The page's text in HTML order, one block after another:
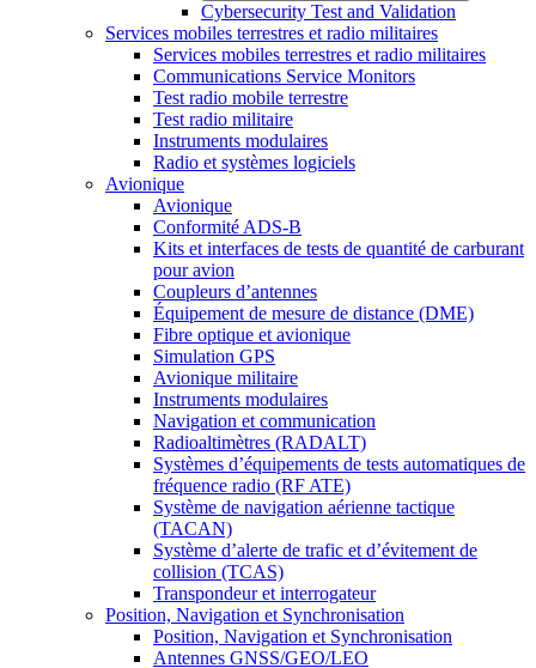
Cybersecurity Test and Validation
Services mobiles terrestres et radio militaires
Services mobiles terrestres et radio militaires
Communications Service Monitors
Test radio mobile terrestre
Test radio militaire
Instruments modulaires
Radio et systèmes logiciels
Avionique
Avionique
Conformité ADS-B
Kits et interfaces de tests de quantité de carburant
pour avion
Coupleurs d’antennes
Équipement de mesure de distance (DME)
Fibre optique et avionique
Simulation GPS
Avionique militaire
Instruments modulaires
Navigation et communication
Radioaltimètres (RADALT)
Systèmes d’équipements de tests automatiques de
fréquence radio (RF ATE)
Système de navigation aérienne tactique
(TACAN)
Système d’alerte de trafic et d’évitement de
collision (TCAS)
Transpondeur et interrogateur
Position, Navigation et Synchronisation
Position, Navigation et Synchronisation
Antennes GNSS/GEO/LEO